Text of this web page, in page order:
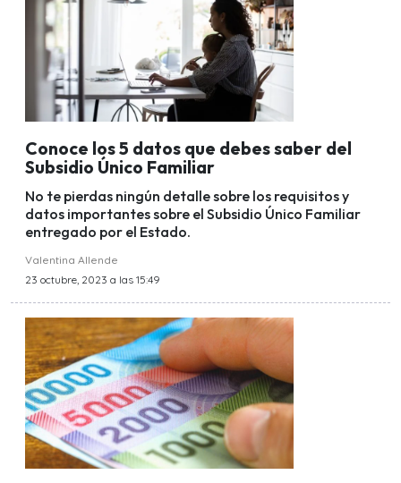
Conoce los 5 datos que debes saber del
Subsidio Único Familiar
No te pierdas ningún detalle sobre los requisitos y
datos importantes sobre el Subsidio Único Familiar
entregado por el Estado.
Valentina Allende
23 octubre, 2023 a las 15:49